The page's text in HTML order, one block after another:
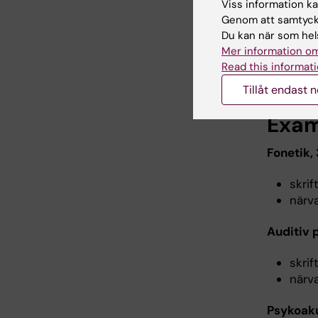
Fonetik,
Auditiv
Viss information
Genom att
Du kan när som
Mer information
Read this
Tillåt endast